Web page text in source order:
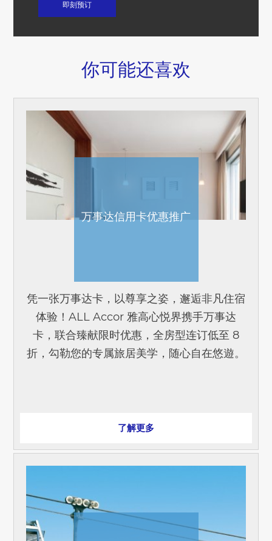
你可能还喜欢
万事达信用卡优惠推广
凭一张万事达卡，以尊享之姿，邂逅非凡住宿
体验！ALL Accor 雅高心悦界携手万事达
卡，联合臻献限时优惠，全房型连订低至 8
折，勾勒您的专属旅居美学，随心自在悠遊。
了解更多